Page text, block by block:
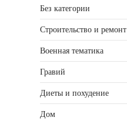
Без категории
Строительство и ремонт
Военная тематика
Гравий
Диеты и похудение
Дом